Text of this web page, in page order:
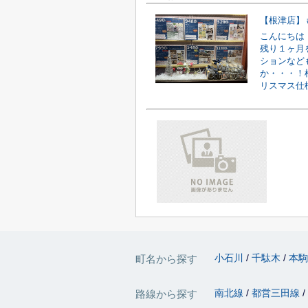
【根津店
こんにちは
残り１ヶ月
ションなど
か・・・！
リスマス
町名から探す 小石川 千駄木 本
路線から探す 南北線 都営三田線